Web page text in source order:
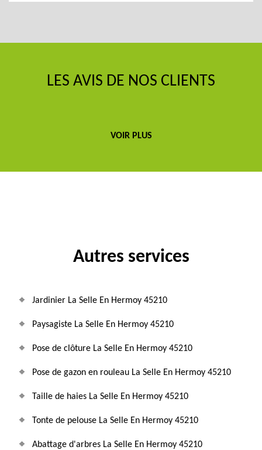
LES AVIS DE NOS CLIENTS
VOIR PLUS
Autres services
Jardinier La Selle En Hermoy 45210
Paysagiste La Selle En Hermoy 45210
Pose de clôture La Selle En Hermoy 45210
Pose de gazon en rouleau La Selle En Hermoy 45210
Taille de haies La Selle En Hermoy 45210
Tonte de pelouse La Selle En Hermoy 45210
Abattage d'arbres La Selle En Hermoy 45210